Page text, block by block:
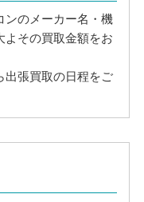
ンのメーカー名・機
よその買取金額をお
出張買取の日程をご